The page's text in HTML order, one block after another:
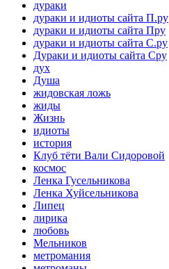
дураки
дураки и идиоты сайта П.ру
дураки и идиоты сайта Пру
дураки и идиоты сайта С.ру
Дураки и идиоты сайта Сру
дух
Душа
жидовская ложь
жиды
Жизнь
идиоты
история
Клуб тёти Вали Сидоровой
космос
Ленка Гусельникова
Ленка Хуйсельникова
Липец
лирика
любовь
Мельников
метромания